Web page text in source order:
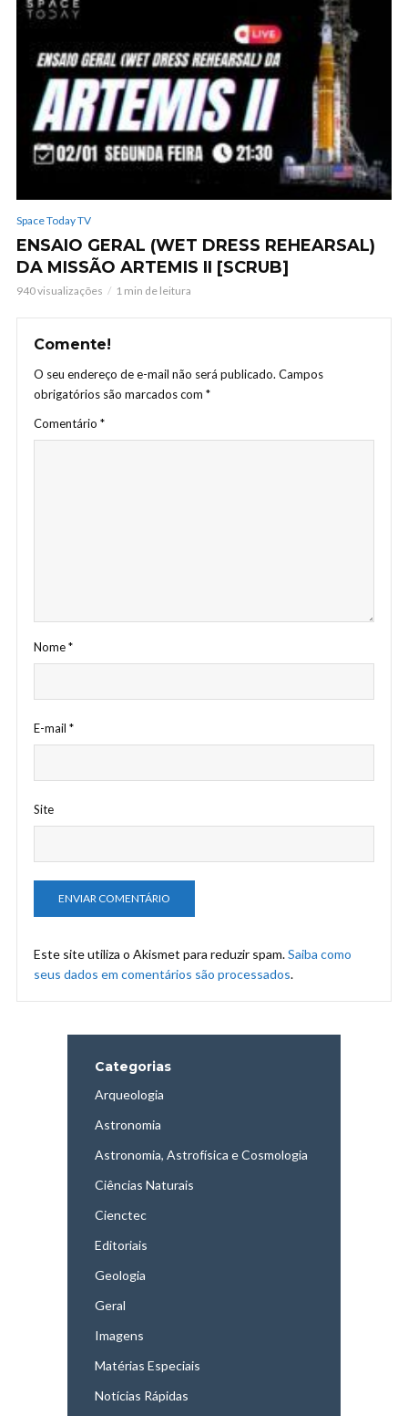
Space Today TV
ENSAIO GERAL (WET DRESS REHEARSAL)
DA MISSÃO ARTEMIS II [SCRUB]
940 visualizações 1 min de leitura
Comente!
O seu endereço de e-mail não será publicado. Campos
obrigatórios são marcados com *
Comentário *
Nome*
E-mail *
Site
Este site utiliza o Akismet para reduzir spam.Saiba como
seus dados em comentários são processados.
Categorias
Arqueologia
Astronomia
Astronomia, Astrofísica e Cosmologia
Ciências Naturais
Cienctec
Editoriais
Geologia
Geral
Imagens
Matérias Especiais
Notícias Rápidas